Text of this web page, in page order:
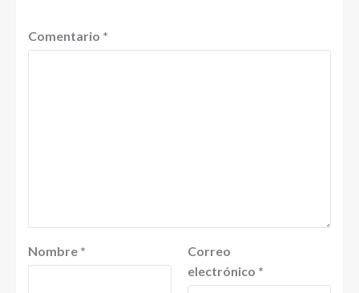
Comentario *
Nombre *
Correo
electrónico *